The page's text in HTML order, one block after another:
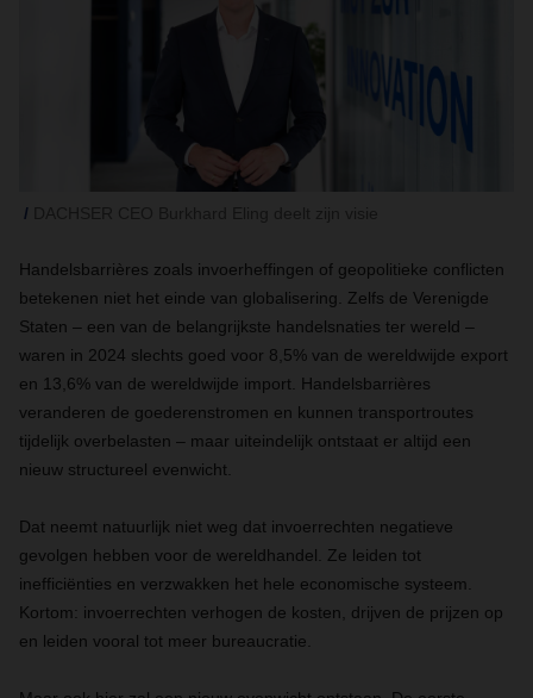
Handelsbarrières zoals invoerheffingen of geopolitieke conflicten
betekenen niet het einde van globalisering. Zelfs de Verenigde
Staten – een van de belangrijkste handelsnaties ter wereld –
waren in 2024 slechts goed voor 8,5% van de wereldwijde export
en 13,6% van de wereldwijde import. Handelsbarrières
veranderen de goederenstromen en kunnen transportroutes
tijdelijk overbelasten – maar uiteindelijk ontstaat er altijd een
nieuw structureel evenwicht.
Dat neemt natuurlijk niet weg dat invoerrechten negatieve
gevolgen hebben voor de wereldhandel. Ze leiden tot
inefficiënties en verzwakken het hele economische systeem.
Kortom: invoerrechten verhogen de kosten, drijven de prijzen op
en leiden vooral tot meer bureaucratie.